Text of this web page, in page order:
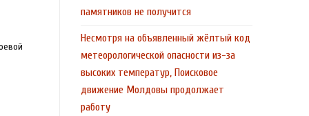
памятников не получится
Несмотря на объявленный жёлтый код
метеорологической опасности из-за
высоких температур, Поисковое
движение Молдовы продолжает
работу